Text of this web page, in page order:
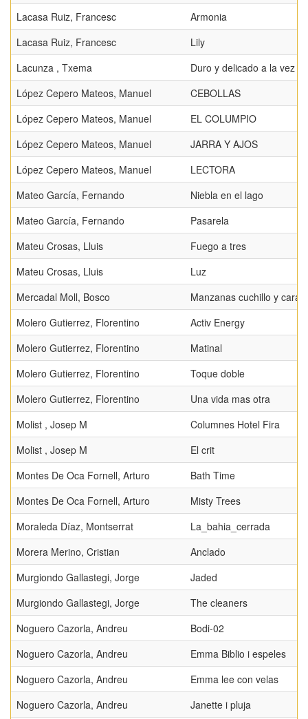
Lacasa Ruiz, Francesc
Armonia
Lacasa Ruiz, Francesc
Lily
Lacunza , Txema
Duro y delicado a la vez
López Cepero Mateos, Manuel
CEBOLLAS
López Cepero Mateos, Manuel
EL COLUMPIO
López Cepero Mateos, Manuel
JARRA Y AJOS
López Cepero Mateos, Manuel
LECTORA
Mateo García, Fernando
Niebla en el lago
Mateo García, Fernando
Pasarela
Mateu Crosas, Lluis
Fuego a tres
Mateu Crosas, Lluis
Luz
Mercadal Moll, Bosco
Manzanas cuchillo y
Molero Gutierrez, Florentino
Activ Energy
Molero Gutierrez, Florentino
Matinal
Molero Gutierrez, Florentino
Toque doble
Molero Gutierrez, Florentino
Una vida mas otra
Molist , Josep M
Columnes Hotel Fira
Molist , Josep M
El crit
Montes De Oca Fornell, Arturo
Bath Time
Montes De Oca Fornell, Arturo
Misty Trees
Moraleda Díaz, Montserrat
La_bahia_cerrada
Morera Merino, Cristian
Anclado
Murgiondo Gallastegi, Jorge
Jaded
Murgiondo Gallastegi, Jorge
The cleaners
Noguero Cazorla, Andreu
Bodi-02
Noguero Cazorla, Andreu
Emma Biblio i espeles
Noguero Cazorla, Andreu
Emma lee con velas
Noguero Cazorla, Andreu
Janette i pluja